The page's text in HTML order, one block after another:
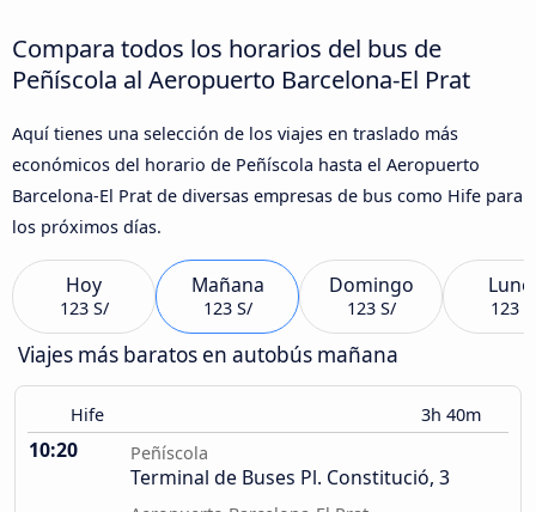
Compara todos los horarios del bus de
Peñíscola al Aeropuerto Barcelona-El Prat
Aquí tienes una selección de los viajes en traslado más
económicos del horario de Peñíscola hasta el Aeropuerto
Barcelona-El Prat de diversas empresas de bus como Hife para
los próximos días.
Hoy
123 S/
Mañana
123 S/
Domingo
123 S/ 123
Viajes más baratos en autobús mañana
Hife 3h 40m
10:20 Peñíscola
Terminal de Buses Pl. Constitució, 3